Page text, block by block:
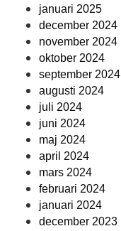
januari 2025
december 2024
november 2024
oktober 2024
september 2024
augusti 2024
juli 2024
juni 2024
maj 2024
april 2024
mars 2024
februari 2024
januari 2024
december 2023